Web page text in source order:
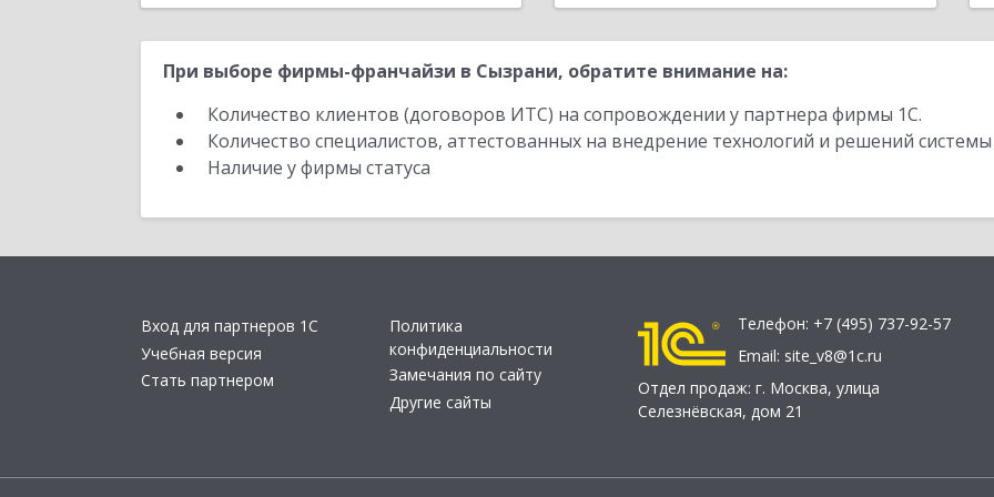
При выборе фирмы-франчайзи в Сызрани, обратите внимание на:
Количество клиентов (договоров ИТС) на сопровождении у партнера фирмы 1С.
Количество специалистов, аттестованных на внедрение технологий и решений
Наличие у фирмы статуса
Вход для партнеров 1С
Учебная версия
Стать партнером
Политика
конфиденциальности
Замечания по сайту
Другие сайты
Телефон: +7 (495) 737-92-57
Email: site_v8@1c.ru
Отдел продаж: г. Москва, улица
Селезнёвская, дом 21